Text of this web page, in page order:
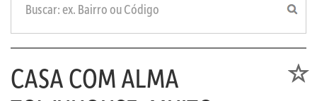
CASA COM ALMA